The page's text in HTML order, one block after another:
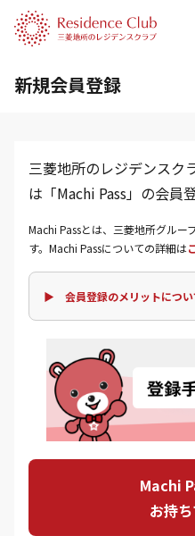
新規会員登録
三菱地所のレジデンスク
は「Machi Pass」の会員
Machi Passとは、三菱地所グルー
す。Machi Passについての詳細は
▶ 会員登録のメリットについ
Machi
お持